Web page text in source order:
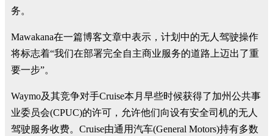
务。
Mawakana在一篇博客文章中表示，计划中的无人驾驶操作
将标志着“我们在部署完全自主商业服务的道路上迈出了重
要一步”。
Waymo及其竞争对手Cruise本月早些时候获得了加州公共事
业委员会(CPUC)的许可，允许他们向设有安全司机的无人
驾驶服务收费。Cruise由通用汽车(General Motors)持有多数